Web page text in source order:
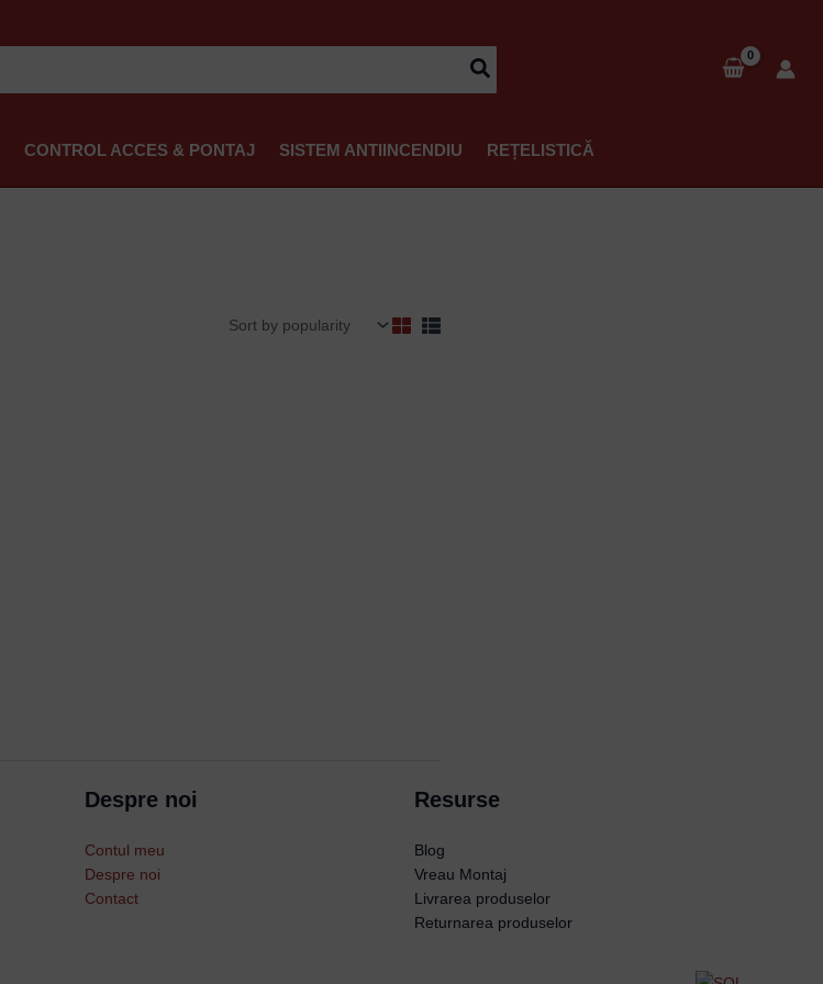
CONTROL ACCES & PONTAJ SISTEM ANTIINCENDIU
REȚELISTICĂ
Despre noi
Contul meu
Despre noi
Contact
Resurse
Blog
Vreau Montaj
Livrarea produselor
Returnarea produselor